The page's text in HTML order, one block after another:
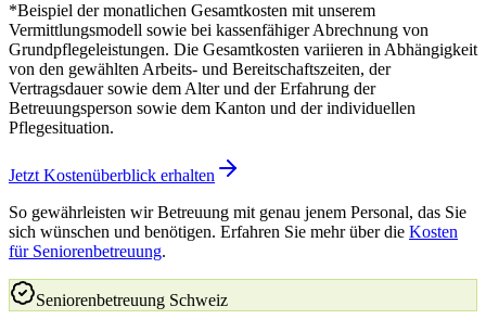
*Beispiel der monatlichen Gesamtkosten mit unserem
Vermittlungsmodell sowie bei kassenfähiger Abrechnung von
Grundpflegeleistungen. Die Gesamtkosten variieren in Abhängigkeit
von den gewählten Arbeits- und Bereitschaftszeiten, der
Vertragsdauer sowie dem Alter und der Erfahrung der
Betreuungsperson sowie dem Kanton und der individuellen
Pflegesituation.
Jetzt Kostenüberblick erhalten
So gewährleisten wir Betreuung mit genau jenem Personal, das Sie
sich wünschen und benötigen. Erfahren Sie mehr über die Kosten
für Seniorenbetreuung.
Seniorenbetreuung Schweiz